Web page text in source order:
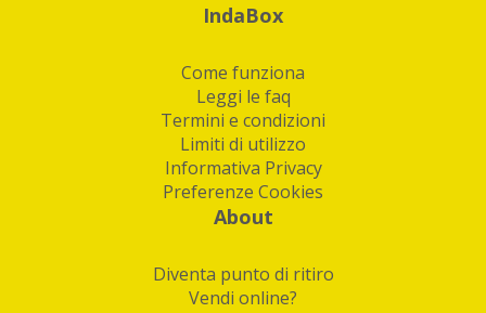
IndaBox
Come funziona
Leggi le faq
Termini e condizioni
Limiti di utilizzo
Informativa Privacy
Preferenze Cookies
About
Diventa punto di ritiro
Vendi online?